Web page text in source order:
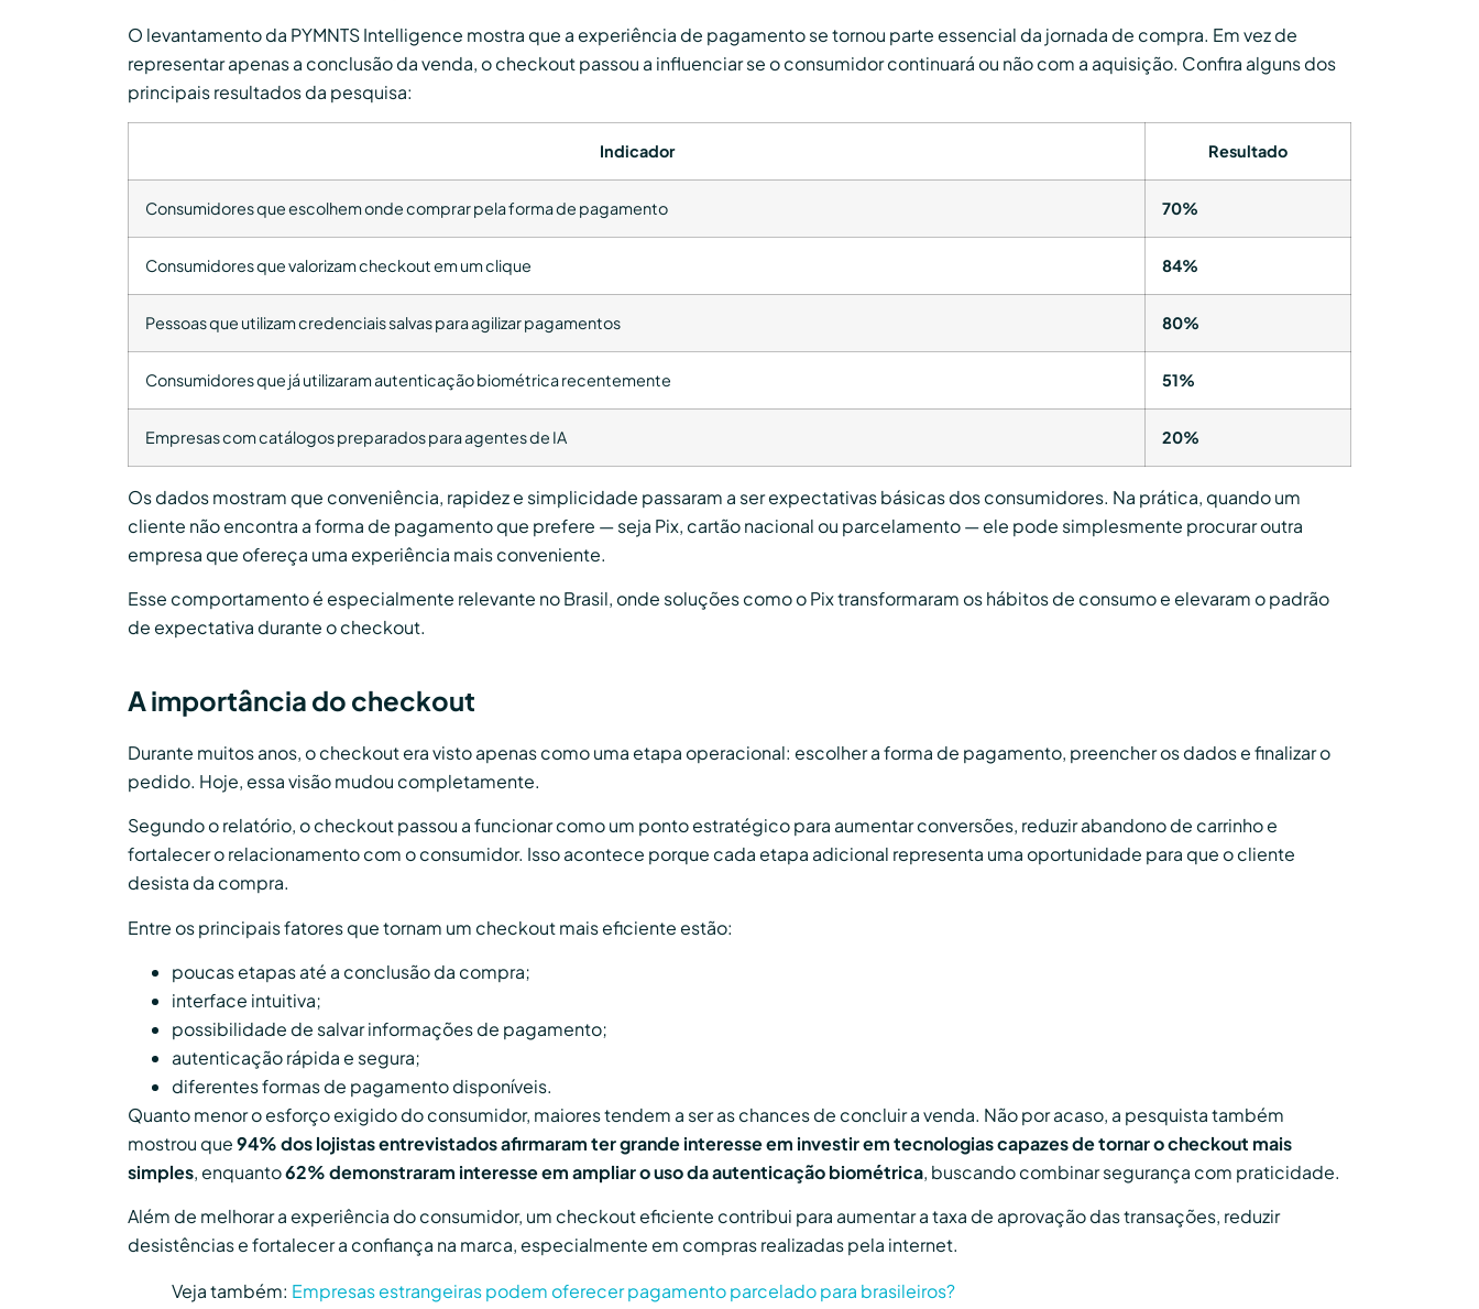
O levantamento da PYMNTS Intelligence mostra que a experiência de pagamento se tornou parte essencial da jornada de compra. Em vez de
representar apenas a conclusão da venda, o checkout passou a influenciar se o consumidor continuará ou não com a aquisição. Confira alguns dos
principais resultados da pesquisa:
Indicador Resultado
Consumidores que escolhem onde comprar pela forma de pagamento 70%
Consumidores que valorizam checkout em um clique 84%
Pessoas que utilizam credenciais salvas para agilizar pagamentos 80%
Consumidores que já utilizaram autenticação biométrica recentemente 51%
Empresas com catálogos preparados para agentes de IA 20%
Os dados mostram que conveniência, rapidez e simplicidade passaram a ser expectativas básicas dos consumidores. Na prática, quando um
cliente não encontra a forma de pagamento que prefere — seja Pix, cartão nacional ou parcelamento — ele pode simplesmente procurar outra
empresa que ofereça uma experiência mais conveniente.
Esse comportamento é especialmente relevante no Brasil, onde soluções como o Pix transformaram os hábitos de consumo e elevaram o padrão
de expectativa durante o checkout.
A importância do checkout
Durante muitos anos, o checkout era visto apenas como uma etapa operacional: escolher a forma de pagamento, preencher os dados e finalizar o
pedido. Hoje, essa visão mudou completamente.
Segundo o relatório, o checkout passou a funcionar como um ponto estratégico para aumentar conversões, reduzir abandono de carrinho e
fortalecer o relacionamento com o consumidor. Isso acontece porque cada etapa adicional representa uma oportunidade para que o cliente
desista da compra.
Entre os principais fatores que tornam um checkout mais eficiente estão:
poucas etapas até a conclusão da compra;
interface intuitiva;
possibilidade de salvar informações de pagamento;
autenticação rápida e segura;
diferentes formas de pagamento disponíveis.
Quanto menor o esforço exigido do consumidor, maiores tendem a ser as chances de concluir a venda. Não por acaso, a pesquista também
mostrou que94% dos lojistas entrevistados afirmaram ter grande interesse em investir em tecnologias capazes de tornar o checkout mais
simples, enquanto62% demonstraram interesse em ampliar o uso da autenticação biométrica, buscando combinar segurança com praticidade.
Além de melhorar a experiência do consumidor, um checkout eficiente contribui para aumentar a taxa de aprovação das transações, reduzir
desistências e fortalecer a confiança na marca, especialmente em compras realizadas pela internet.
Veja também: Empresas estrangeiras podem oferecer pagamento parcelado para brasileiros?